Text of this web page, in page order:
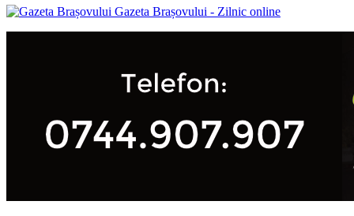
Gazeta Brașovului - Zilnic online